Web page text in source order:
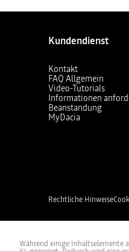
Kundendienst
Kontakt
FAQ Allgemein
Video-Tutorials
Informationen
Beanstandung
MyDacia
Rechtliche Hinweise
Während einige Inhaltselemente